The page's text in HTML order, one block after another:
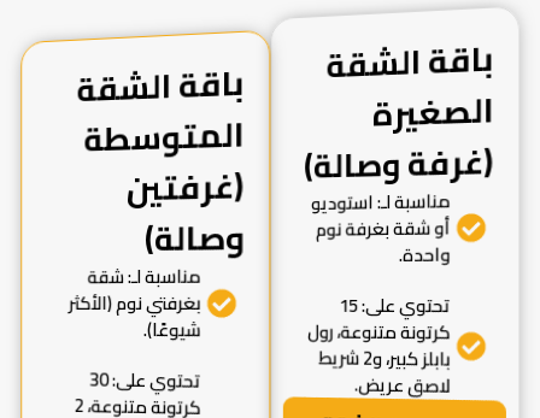
باقة الشقة
الصغيرة
(غرفة وصالة)
مناسبة لـ: استوديو
أو شقة بغرفة نوم
واحدة.
تحتوي على: 15
كرتونة متنوعة، رول
بابلز كبير، و2 شريط
لاصق عريض.
باقة الشقة
المتوسطة
(غرفتين
وصالة)
مناسبة لـ: شقة
بغرفتي نوم (الأكثر
شيوعًا).
تحتوي على: 30
كرتونة متنوعة، 2